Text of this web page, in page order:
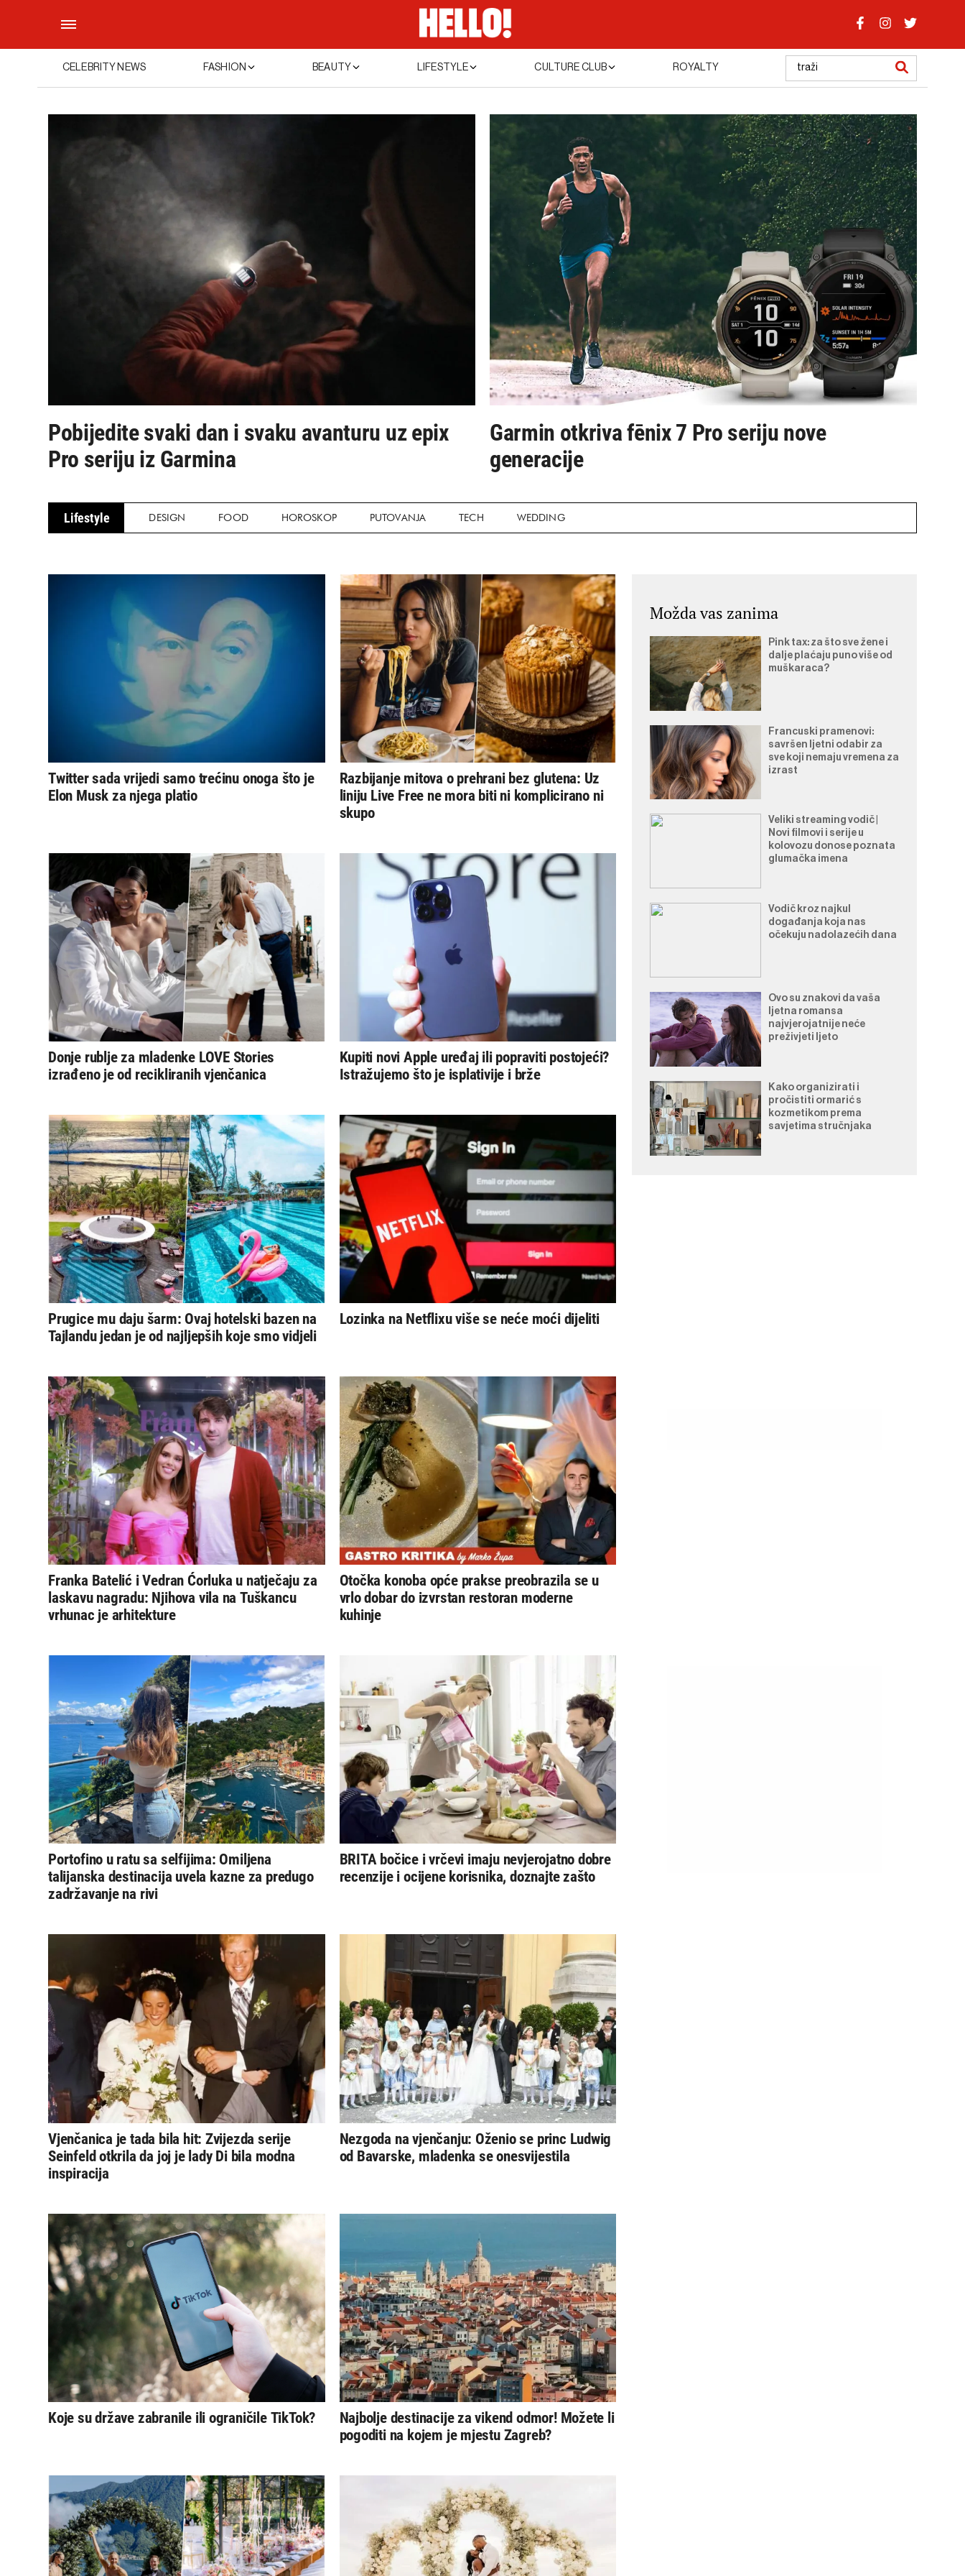
CELEBRITY NEWS FASHION BEAUTY LIFESTYLE CULTURE CLUB ROYALTY
Pobijedite svaki dan i svaku avanturu uz epix
Pro seriju iz Garmina
Garmin otkriva fēnix 7 Pro seriju nove
generacije
Lifestyle DESIGN FOOD HOROSKOP PUTOVANJA TECH WEDDING
Twitter sada vrijedi samo trećinu onoga što je
Elon Musk za njega platio
Razbijanje mitova o prehrani bez glutena: Uz
liniju Live Free ne mora biti ni komplicirano ni
skupo
Donje rublje za mladenke LOVE Stories
izrađeno je od recikliranih vjenčanica
Kupiti novi Apple uređaj ili popraviti postojeći?
Istražujemo što je isplativije i brže
Prugice mu daju šarm: Ovaj hotelski bazen na
Tajlandu jedan je od najljepših koje smo vidjeli
Lozinka na Netflixu više se neće moći dijeliti
Franka Batelić i Vedran Ćorluka u natječaju za
laskavu nagradu: Njihova vila na Tuškancu
vrhunac je arhitekture
Otočka konoba opće prakse preobrazila se u
vrlo dobar do izvrstan restoran moderne
kuhinje
Portofino u ratu sa selfijima: Omiljena
talijanska destinacija uvela kazne za predugo
zadržavanje na rivi
BRITA bočice i vrčevi imaju nevjerojatno dobre
recenzije i ocijene korisnika, doznajte zašto
Vjenčanica je tada bila hit: Zvijezda serije
Seinfeld otkrila da joj je lady Di bila modna
inspiracija
Nezgoda na vjenčanju: Oženio se princ Ludwig
od Bavarske, mladenka se onesvijestila
Koje su države zabranile ili ograničile TikTok?
Najbolje destinacije za vikend odmor! Možete li
pogoditi na kojem je mjestu Zagreb?
Možda vas zanima
Pink tax: za što sve žene i
dalje plaćaju puno više od
muškaraca?
Francuski pramenovi:
savršen ljetni odabir za
sve koji nemaju vremena za
izrast
Veliki streaming vodič |
Novi filmovi i serije u
kolovozu donose poznata
glumačka imena
Vodič kroz najkul
događanja koja nas
očekuju nadolazećih dana
Ovo su znakovi da vaša
ljetna romansa
najvjerojatnije neće
preživjeti ljeto
Kako organizirati i
pročistiti ormarić s
kozmetikom prema
savjetima stručnjaka